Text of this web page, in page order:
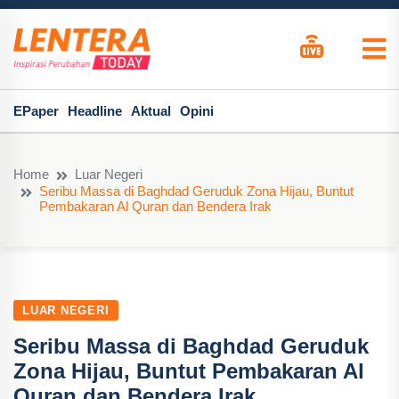
EPaper Headline Aktual Opini
Home
Luar Negeri
Seribu Massa di Baghdad Geruduk Zona Hijau, Buntut
Pembakaran Al Quran dan Bendera Irak
LUAR NEGERI
Seribu Massa di Baghdad Geruduk
Zona Hijau, Buntut Pembakaran Al